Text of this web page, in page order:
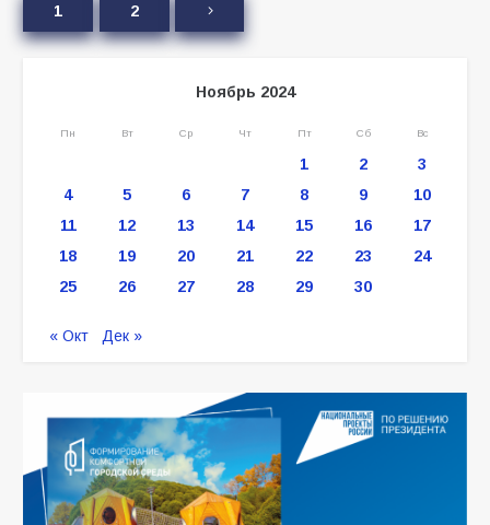
1 2
Ноябрь 2024
Пн Вт Ср Чт Пт Сб Вс
1 2
3
4
5 6 7 8 9
10
11
12 13 14 15 16
17
18
19 20 21 22 23
24
25
26 27 28 29 30
« Окт Дек »